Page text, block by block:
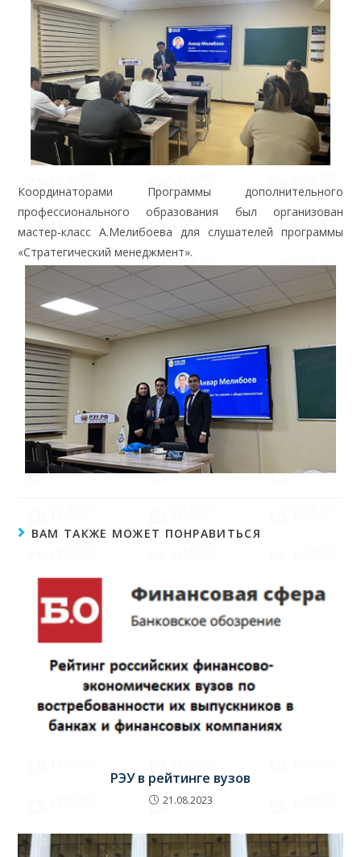
Координаторами Программы дополнительного
профессионального образования был организован
мастер-класс А.Мелибоева для слушателей программы
«Стратегический менеджмент».
ВАМ ТАКЖЕ МОЖЕТ ПОНРАВИТЬСЯ
РЭУ в рейтинге вузов
21.08.2023